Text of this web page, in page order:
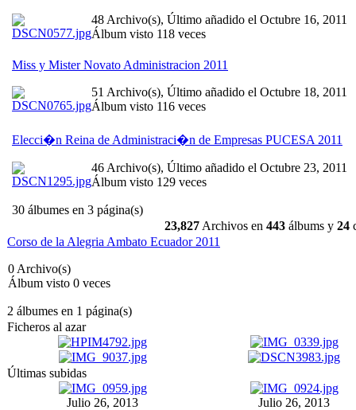
48 Archivo(s), Último añadido el Octubre 16, 2011
Álbum visto 118 veces
Miss y Mister Novato Administracion 2011
51 Archivo(s), Último añadido el Octubre 18, 2011
Álbum visto 116 veces
Elecci�n Reina de Administraci�n de Empresas PUCESA 2011
46 Archivo(s), Último añadido el Octubre 23, 2011
Álbum visto 129 veces
30 álbumes en 3 página(s)
23,827 Archivos en 443 álbums y 24
Corso de la Alegria Ambato Ecuador 2011
0 Archivo(s)
Álbum visto 0 veces
2 álbumes en 1 página(s)
Ficheros al azar
Últimas subidas
Julio 26, 2013 Julio 26, 2013